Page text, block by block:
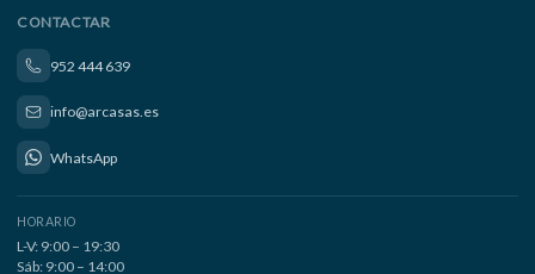
CONTACTAR
952 444 639
info@arcasas.es
WhatsApp
HORARIO
L-V: 9:00 – 19:30
Sáb: 9:00 – 14:00